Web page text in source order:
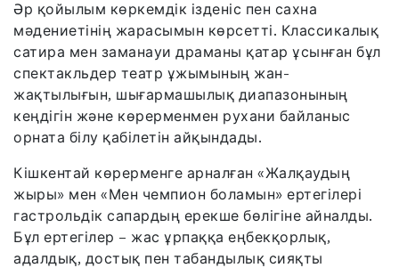
Әр қойылым көркемдік ізденіс пен сахна
мәдениетінің жарасымын көрсетті. Классикалық
сатира мен заманауи драманы қатар ұсынған бұл
спектакльдер театр ұжымының жан-
жақтылығын, шығармашылық диапазонының
кеңдігін және көрерменмен рухани байланыс
орната білу қабілетін айқындады.
Кішкентай көрерменге арналған «Жалқаудың
жыры» мен «Мен чемпион боламын» ертегілері
гастрольдік сапардың ерекше бөлігіне айналды.
Бұл ертегілер – жас ұрпаққа еңбекқорлық,
адалдық, достық пен табандылық сияқты